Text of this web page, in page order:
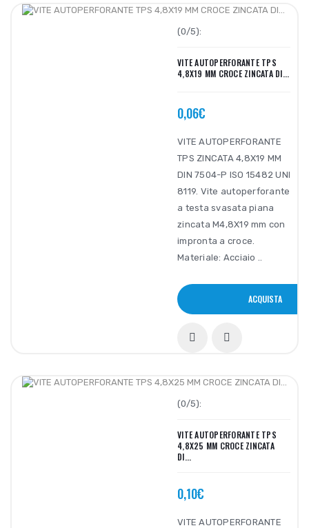
(0/5):
VITE AUTOPERFORANTE TPS
4,8X19 MM CROCE ZINCATA DI...
0,06€
VITE AUTOPERFORANTE
TPS ZINCATA 4,8X19 MM
DIN 7504-P ISO 15482 UNI
8119. Vite autoperforante
a testa svasata piana
zincata M4,8X19 mm con
impronta a croce.
Materiale: Acciaio ..
ACQUISTA
(0/5):
VITE AUTOPERFORANTE TPS
4,8X25 MM CROCE ZINCATA
DI...
0,10€
VITE AUTOPERFORANTE